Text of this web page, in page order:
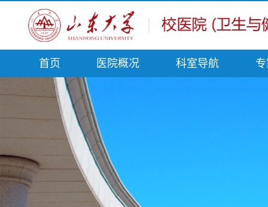
首页 医院概况 科室导航